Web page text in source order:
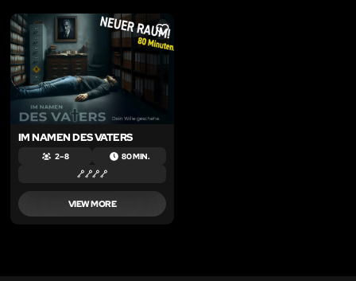
LIKE
IM NAMEN DES VATERS
2 – 8 80 MIN.
VIEW MORE